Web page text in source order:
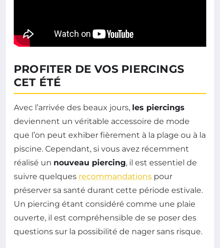
PROFITER DE VOS PIERCINGS
CET ÉTÉ
Avec l’arrivée des beaux jours, les piercings
deviennent un véritable accessoire de mode
que l’on peut exhiber fièrement à la plage ou à la
piscine. Cependant, si vous avez récemment
réalisé un nouveau piercing, il est essentiel de
suivre quelques recommandations pour
préserver sa santé durant cette période estivale.
Un piercing étant considéré comme une plaie
ouverte, il est compréhensible de se poser des
questions sur la possibilité de nager sans risque.